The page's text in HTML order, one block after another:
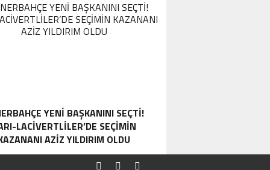
YENI BAŞKANINI SEÇTI!
LACIVERTLILER’DE SEÇIMIN
AZIZ YILDIRIM OLDU